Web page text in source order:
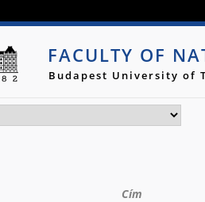
FACULTY OF
Budapest University of
Cím